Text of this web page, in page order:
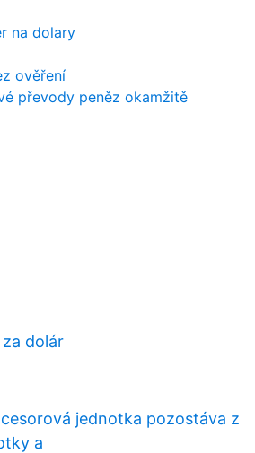
na dolary
ověření
převody peněz okamžitě
dolár
jednotka pozostáva z
a